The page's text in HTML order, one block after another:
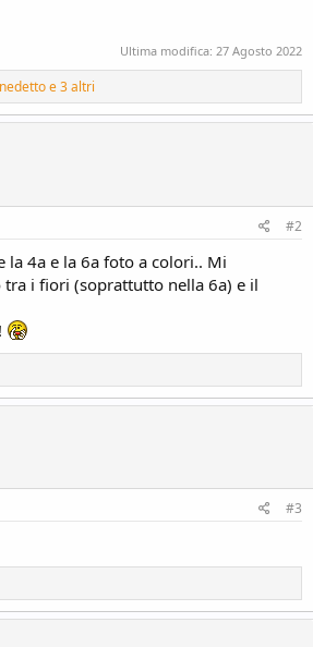
Ultima modifica: 27 Agosto 2022
e 3 altri
#2
la 4a e la 6a foto a colori.. Mi
i fiori (soprattutto nella 6a) e il
#3